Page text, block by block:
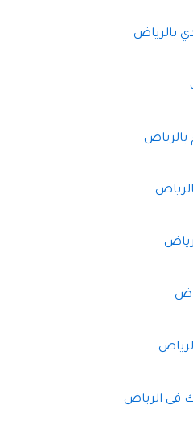
بالرياض
فى الرياض